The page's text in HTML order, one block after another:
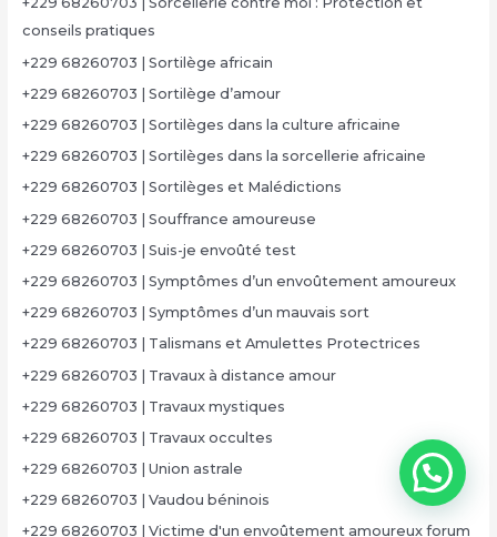
conseils pratiques
+229 68260703 | Sortilège africain
+229 68260703 | Sortilège d’amour
+229 68260703 | Sortilèges dans la culture africaine
+229 68260703 | Sortilèges dans la sorcellerie africaine
+229 68260703 | Sortilèges et Malédictions
+229 68260703 | Souffrance amoureuse
+229 68260703 | Suis-je envoûté test
+229 68260703 | Symptômes d’un envoûtement amoureux
+229 68260703 | Symptômes d’un mauvais sort
+229 68260703 | Talismans et Amulettes Protectrices
+229 68260703 | Travaux à distance amour
+229 68260703 | Travaux mystiques
+229 68260703 | Travaux occultes
+229 68260703 | Union astrale
+229 68260703 | Vaudou béninois
+229 68260703 | Victime d'un envoûtement amoureux forum